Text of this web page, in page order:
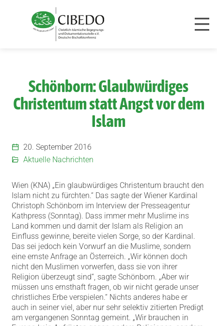
Schönborn: Glaubwürdiges
Christentum statt Angst vor dem
Islam
20. September 2016
Aktuelle Nachrichten
Wien (KNA) „Ein glaubwürdiges Christentum braucht den
Islam nicht zu fürchten.“ Das sagte der Wiener Kardinal
Christoph Schönborn im Interview der Presseagentur
Kathpress (Sonntag). Dass immer mehr Muslime ins
Land kommen und damit der Islam als Religion an
Einfluss gewinne, bereite vielen Sorge, so der Kardinal.
Das sei jedoch kein Vorwurf an die Muslime, sondern
eine ernste Anfrage an Österreich. „Wir können doch
nicht den Muslimen vorwerfen, dass sie von ihrer
Religion überzeugt sind“, sagte Schönborn. „Aber wir
müssen uns ernsthaft fragen, ob wir nicht gerade unser
christliches Erbe verspielen.“ Nichts anderes habe er
auch in seiner viel, aber nur sehr selektiv zitierten Predigt
am vergangenen Sonntag gemeint. „Wir brauchen in